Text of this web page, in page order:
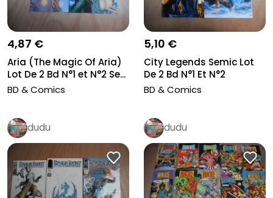
4,87 €
Aria (The Magic Of Aria)
Lot De 2 Bd N°1 et N°2 Se...
BD & Comics
5,10 €
City Legends Semic Lot
De 2 Bd N°1 Et N°2
Delcourt...
BD & Comics
dudu dudu